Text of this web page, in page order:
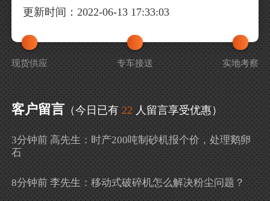
更新时间：2022-06-13 17:33:03
现货供应 专车接送 实地考察
客户留言 （今日已有 22 人留言享受优惠）
3分钟前 高先生：时产200吨制砂机报个价，处理鹅卵
石
8分钟前 李先生：移动式破碎机怎么解决粉尘问题？